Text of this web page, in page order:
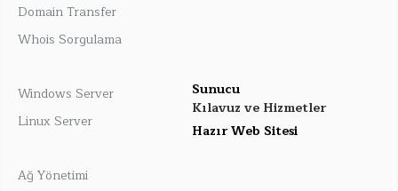
Domain Transfer
Whois Sorgulama
Sunucu
Windows Server
Linux Server
Kılavuz ve Hizmetler
Ağ Yönetimi
Hazır Web Sitesi